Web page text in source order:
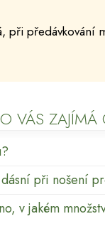
při předávkování
VÁS ZAJÍMÁ
při nošení
v jakém